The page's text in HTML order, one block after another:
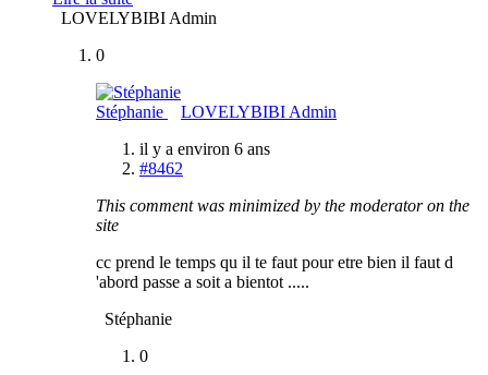
LOVELYBIBI Admin
0
Stéphanie
LOVELYBIBI Admin
il y a environ 6 ans
#8462
This comment was minimized by the moderator on the
site
cc prend le temps qu il te faut pour etre bien il faut d
'abord passe a soit a bientot .....
Stéphanie
0